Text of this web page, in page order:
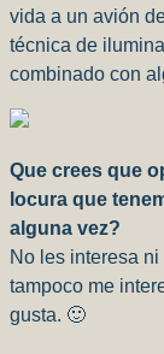
vida a un avión
técnica de
combinado con
Que crees que
locura que
alguna vez?
No les interesa
tampoco me
gusta. 🙂